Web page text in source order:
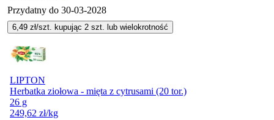
Przydatny do 30-03-2028
6,49 zł/szt. kupując 2 szt. lub wielokrotność
LIPTON
Herbatka ziołowa - mięta z cytrusami (20 tor.)
26 g
249,62 zł/kg